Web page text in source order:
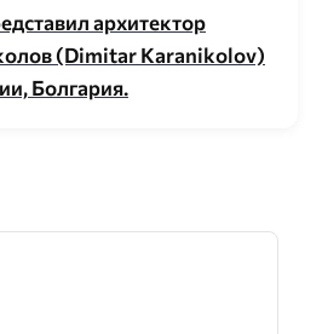
архитектор
(Dimitar Karanikolov)
Болгария.